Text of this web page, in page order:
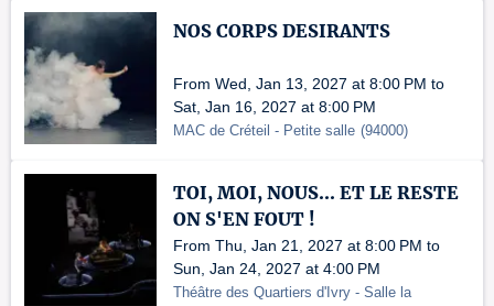
NOS CORPS DESIRANTS
From Wed, Jan 13, 2027 at 8:00 PM to
Sat, Jan 16, 2027 at 8:00 PM
MAC de Créteil - Petite salle (94000)
TOI, MOI, NOUS... ET LE RESTE
ON S'EN FOUT !
From Thu, Jan 21, 2027 at 8:00 PM to
Sun, Jan 24, 2027 at 4:00 PM
Théâtre des Quartiers d'Ivry - Salle la